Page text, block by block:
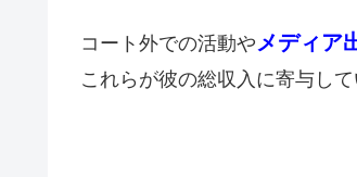
コート外での活動や メディア
これらが彼の総収入に寄与して